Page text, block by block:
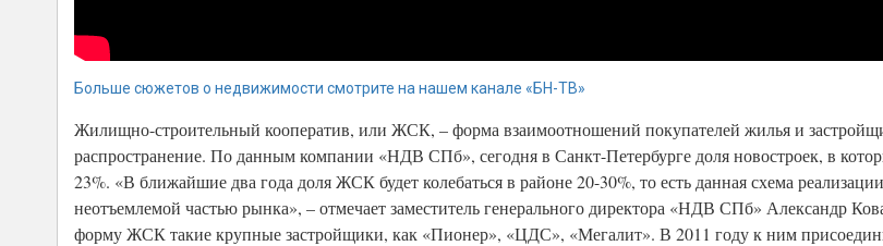
Больше сюжетов о недвижимости смотрите на нашем канале «БН-ТВ»
Жилищно-строительный кооператив, или ЖСК, – форма взаимоотношений покупателей жилья и
распространение. По данным компании «НДВ СПб», сегодня в Санкт-Петербурге доля новостроек, в
23%. «В ближайшие два года доля ЖСК будет колебаться в районе 20-30%, то есть данная схема
неотъемлемой частью рынка», – отмечает заместитель генерального директора «НДВ СПб» Александр
форму ЖСК такие крупные застройщики, как «Пионер», «ЦДС», «Мегалит». В 2011 году к ним